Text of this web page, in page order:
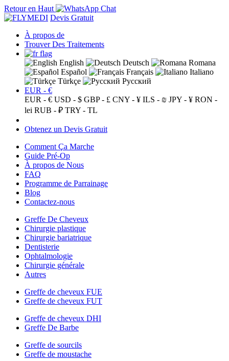
Retour en Haut
Devis Gratuit
À propos de
Trouver Des Traitements
English Deutsch
Romana
Español
Français
Italiano
Türkçe
Русский
EUR - €
EUR - € USD - $ GBP - £ CNY - ¥ ILS - ₪ JPY - ¥ RON -
lei RUB - ₽ TRY - TL
Obtenez un Devis Gratuit
Comment Ça Marche
Guide Pré-Op
À propos de Nous
FAQ
Programme de Parrainage
Blog
Contactez-nous
Greffe De Cheveux
Chirurgie plastique
Chirurgie bariatrique
Dentisterie
Ophtalmologie
Chirurgie générale
Autres
Greffe de cheveux FUE
Greffe de cheveux FUT
Greffe de cheveux DHI
Greffe De Barbe
Greffe de sourcils
Greffe de moustache